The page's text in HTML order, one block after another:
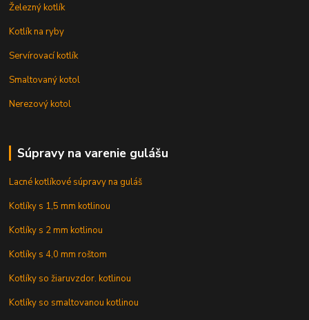
Železný kotlík
Kotlík na ryby
Servírovací kotlík
Smaltovaný kotol
Nerezový kotol
Súpravy na varenie gulášu
Lacné kotlíkové súpravy na guláš
Kotlíky s 1,5 mm kotlinou
Kotlíky s 2 mm kotlinou
Kotlíky s 4,0 mm roštom
Kotlíky so žiaruvzdor. kotlinou
Kotlíky so smaltovanou kotlinou